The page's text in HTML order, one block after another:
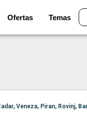
Ofertas Temas